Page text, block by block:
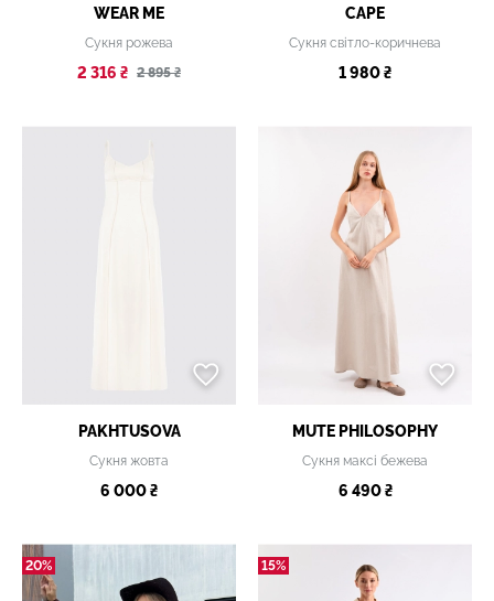
WEAR ME
Сукня рожева
2 316 ₴ 2 895 ₴
CAPE
Сукня світло-коричнева
1 980 ₴
PAKHTUSOVA
Сукня жовта
6 000 ₴
MUTE PHILOSOPHY
Сукня максі бежева
6 490 ₴
20% 15%